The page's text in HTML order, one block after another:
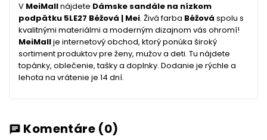
V MeiMallnájdete Dámske sandále na nízkom
podpätku 5LE27 Béžová | Mei. Živá farba Béžová spolu s
kvalitnými materiálmi a moderným dizajnom vás ohromí!
MeiMallje internetový obchod, ktorý ponúka široký
sortiment produktov pre ženy, mužov a deti. Tu nájdete
topánky, oblečenie, tašky a doplnky. Dodanie je rýchle a
lehota na vrátenie je 14 dní.
chat Komentáre (0)